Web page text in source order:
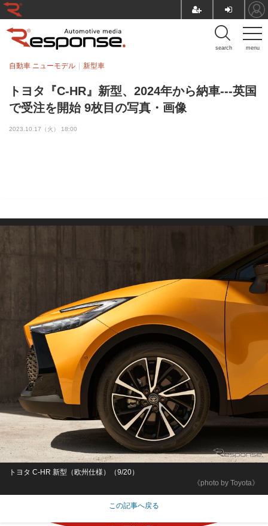
menu
search
トヨタ『C-HR』新型、2024年から納車---英国
で受注を開始 9枚目の写真・画像
自動車 ニューモデル 新型車
2023.10.17（火） 18:00
《photo by Toyota》
トヨタ C-HR 新型（欧州仕様）（9/20）
この記事へ戻る